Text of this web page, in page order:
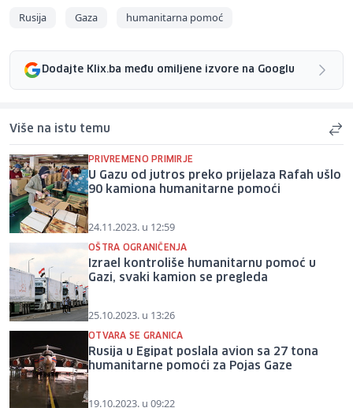
Rusija Gaza humanitarna pomoć
Dodajte Klix.ba među omiljene izvore na Googlu
Više na istu temu
PRIVREMENO PRIMIRJE
U Gazu od jutros preko prijelaza Rafah ušlo
90 kamiona humanitarne pomoći
24.11.2023. u 12:59
OŠTRA OGRANIČENJA
Izrael kontroliše humanitarnu pomoć u
Gazi, svaki kamion se pregleda
25.10.2023. u 13:26
OTVARA SE GRANICA
Rusija u Egipat poslala avion sa 27 tona
humanitarne pomoći za Pojas Gaze
19.10.2023. u 09:22